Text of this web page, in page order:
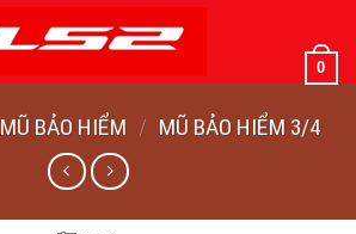
0
MŨ BẢO HIỂM / MŨ BẢO HIỂM 3/4